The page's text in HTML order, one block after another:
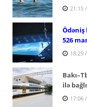
21:15
526
18:29
ilə
17:06